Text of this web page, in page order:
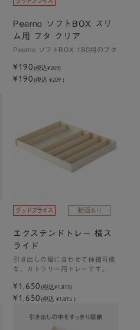
Pearno ソフトBOX スリ
ム用 フタ クリア
Pearno ソフトBOX 180用のフタ
¥190(税込¥209)
¥190(税込 ¥209 )
エクステンドトレー 横ス
ライド
引き出しの幅に合わせて伸縮可能
な、カトラリー用トレーです。
¥1,650(税込¥1,815)
¥1,650(税込 ¥1,815 )